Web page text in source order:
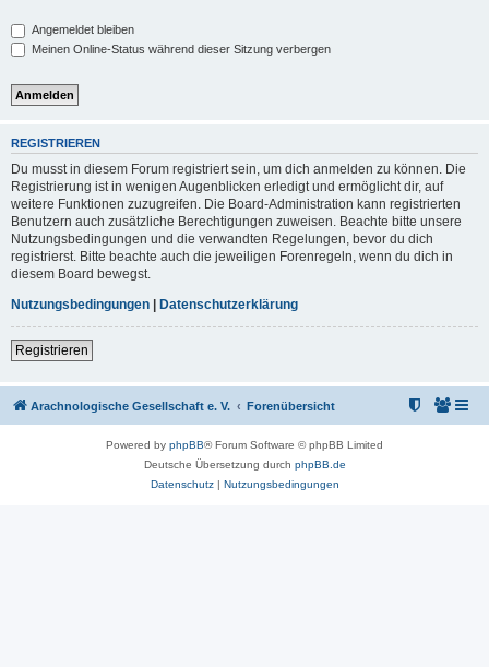
Angemeldet bleiben
Meinen Online-Status während dieser Sitzung verbergen
REGISTRIEREN
Du musst in diesem Forum registriert sein, um dich anmelden zu können. Die
Registrierung ist in wenigen Augenblicken erledigt und ermöglicht dir, auf
weitere Funktionen zuzugreifen. Die Board-Administration kann registrierten
Benutzern auch zusätzliche Berechtigungen zuweisen. Beachte bitte unsere
Nutzungsbedingungen und die verwandten Regelungen, bevor du dich
registrierst. Bitte beachte auch die jeweiligen Forenregeln, wenn du dich in
diesem Board bewegst.
Nutzungsbedingungen | Datenschutzerklärung
Registrieren
Arachnologische Gesellschaft e. V. Forenübersicht
Powered by phpBB® Forum Software © phpBB Limited
Deutsche Übersetzung durch phpBB.de
Datenschutz| Nutzungsbedingungen